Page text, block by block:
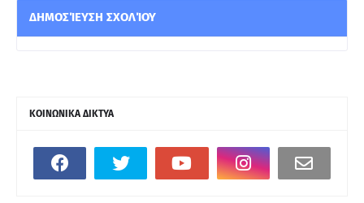
ΔΗΜΟΣΊΕΥΣΗ ΣΧΟΛΊΟΥ
ΚΟΙΝΩΝΙΚΑ ΔΙΚΤΥΑ